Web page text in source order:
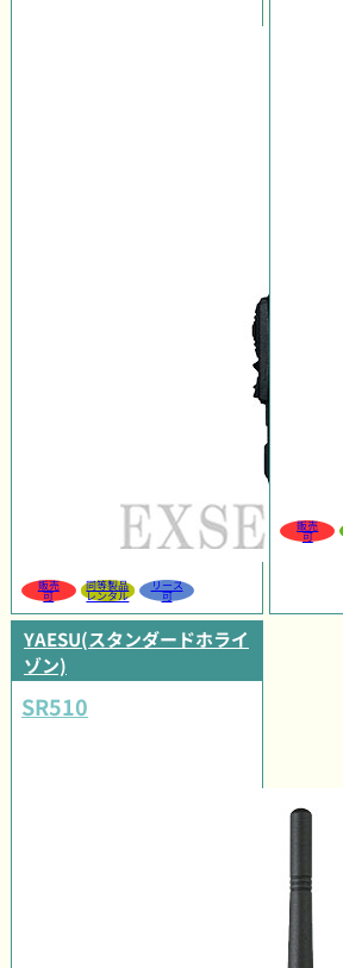
販売
可
同等製品
レンタル
リース
可
販売
可
YAESU(スタンダードホライ
ゾン)
SR510